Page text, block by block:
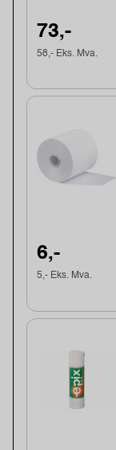
73,-
58,- Eks. Mva.
6,-
5,- Eks. Mva.